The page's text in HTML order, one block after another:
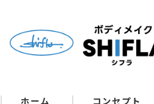
ホーム コンセプト